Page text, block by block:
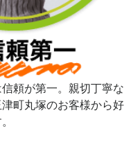
頼が第一。親切丁寧な
町丸塚のお客様から好